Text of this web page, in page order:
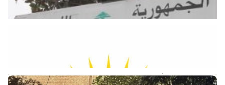
اخبار محلية أغسطس 9, 2026
نقابة موظفي «أوجيرو»: الإضراب هو